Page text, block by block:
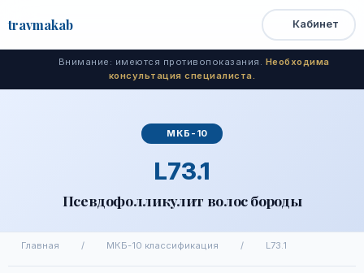
travmakab
Открыть
меню
Быстрый
доступ
Кабинет
Внимание: имеются противопоказания. Необходима
консультация специалиста.
МКБ-10
L73.1
Псевдофолликулит волос бороды
Главная / МКБ-10 классификация / L73.1